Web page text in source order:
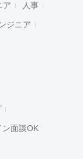
ア 人事
ジニア
ン面談OK